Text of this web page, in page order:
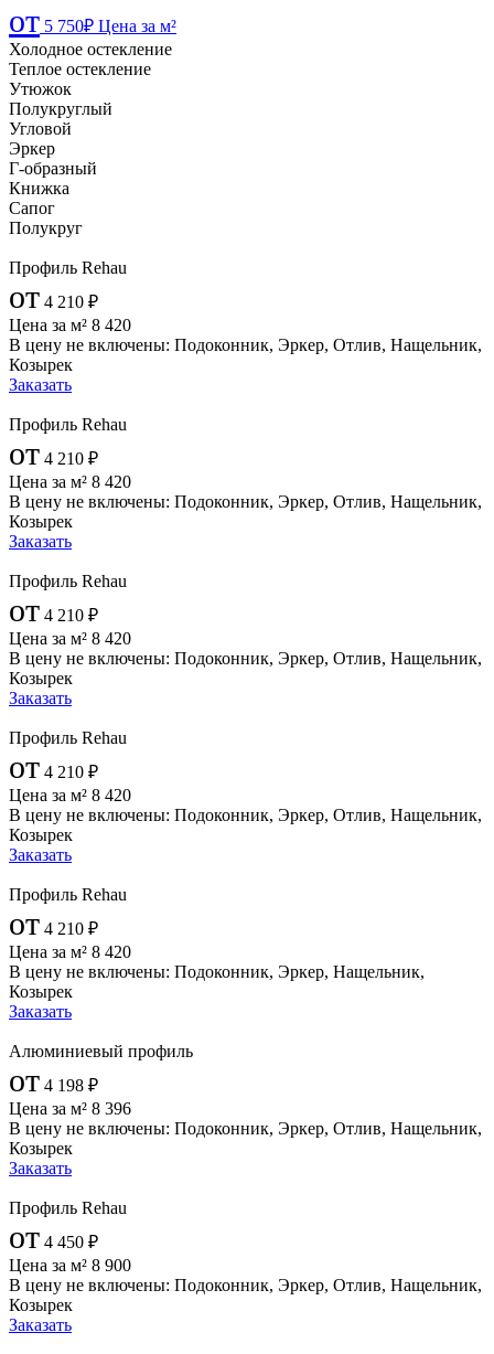
от 5 750₽ Цена за м²
Холодное остекление
Теплое остекление
Утюжок
Полукруглый
Угловой
Эркер
Г-образный
Книжка
Сапог
Полукруг
Профиль Rehau
от 4 210 ₽
Цена за м² 8 420
В цену не включены: Подоконник, Эркер, Отлив, Нащельник,
Козырек
Заказать
Профиль Rehau
от 4 210 ₽
Цена за м² 8 420
В цену не включены: Подоконник, Эркер, Отлив, Нащельник,
Козырек
Заказать
Профиль Rehau
от 4 210 ₽
Цена за м² 8 420
В цену не включены: Подоконник, Эркер, Отлив, Нащельник,
Козырек
Заказать
Профиль Rehau
от 4 210 ₽
Цена за м² 8 420
В цену не включены: Подоконник, Эркер, Отлив, Нащельник,
Козырек
Заказать
Профиль Rehau
от 4 210 ₽
Цена за м² 8 420
В цену не включены: Подоконник, Эркер, Нащельник,
Козырек
Заказать
Алюминиевый профиль
от 4 198 ₽
Цена за м² 8 396
В цену не включены: Подоконник, Эркер, Отлив, Нащельник,
Козырек
Заказать
Профиль Rehau
от 4 450 ₽
Цена за м² 8 900
В цену не включены: Подоконник, Эркер, Отлив, Нащельник,
Козырек
Заказать